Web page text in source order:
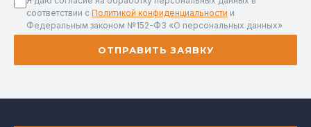
соответствии с Политикой конфиденциальности и
Федеральным законом №152-ФЗ «О персональных данных»
ОТПРАВИТЬ ЗАЯВКУ